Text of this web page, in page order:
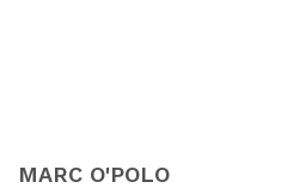
MARC O'POLO